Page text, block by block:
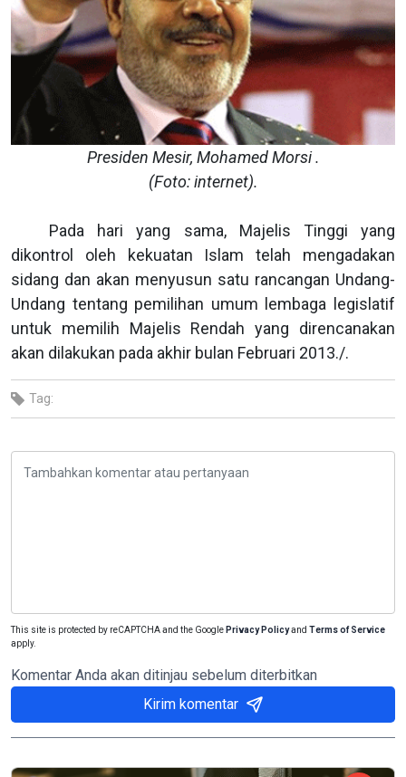
Presiden Mesir, Mohamed Morsi .
(Foto: internet).
Pada hari yang sama, Majelis Tinggi yang
dikontrol oleh kekuatan Islam telah mengadakan
sidang dan akan menyusun satu rancangan Undang-
Undang tentang pemilihan umum lembaga legislatif
untuk memilih Majelis Rendah yang direncanakan
akan dilakukan pada akhir bulan Februari 2013./.
Tag:
This site is protected by reCAPTCHA and the Google Privacy Policyand Terms of Service
apply.
Komentar Anda akan ditinjau sebelum diterbitkan
Kirim komentar